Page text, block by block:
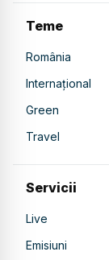
Teme
România
Internațional
Green
Travel
Servicii
Live
Emisiuni